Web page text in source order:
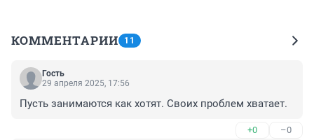
КОММЕНТАРИИ 11
Гость
29 апреля 2025, 17:56
Пусть занимаются как хотят. Своих проблем хватает.
+0 –0